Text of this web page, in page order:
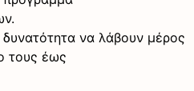
να λάβουν μέρος
τους έως